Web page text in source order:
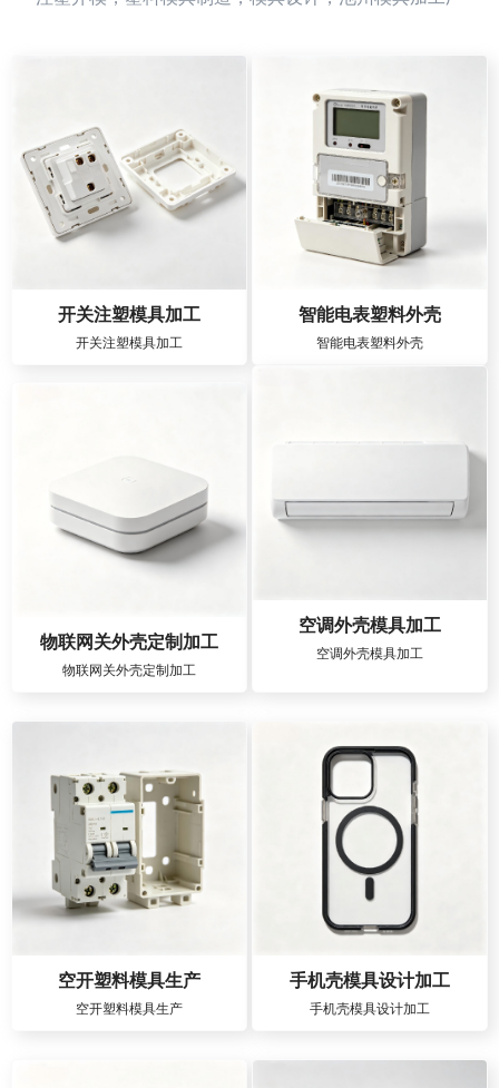
开关注塑模具加工
开关注塑模具加工
智能电表塑料外壳
智能电表塑料外壳
物联网关外壳定制加工
物联网关外壳定制加工
空调外壳模具加工
空调外壳模具加工
空开塑料模具生产
空开塑料模具生产
手机壳模具设计加工
手机壳模具设计加工